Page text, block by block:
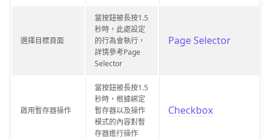
選擇目標頁面
當按鈕被長按1.5
秒時，此處設定
的行為會執行，
詳情參考Page
Selector
Page Selector
啟用暫存器操作
當按鈕被長按1.5
秒時，根據綁定
暫存器以及操作
模式的內容對暫
存器進行操作
Checkbox